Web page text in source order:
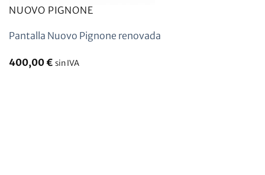
NUOVO PIGNONE
Pantalla Nuovo Pignone renovada
400,00€ sin IVA